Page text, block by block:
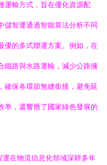
運輸方式，旨在優化資源配
儲智運通過智能算法分析不同
優的多式聯運方案。例如，在
鐵路與水路運輸，減少公路擁
確保各環節無縫銜接，避免延
率，還響應了國家綠色發展的
運在物流信息化領域深耕多年